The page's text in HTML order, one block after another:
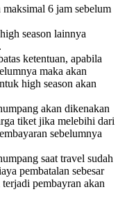
6 jam sebelum
season lainnya
ketentuan, apabila
maka akan
high season akan
akan dikenakan
tiket jika melebihi dari
sebelumnya
saat travel sudah
pembatalan sebesar
pembayran akan